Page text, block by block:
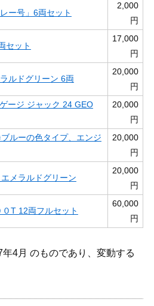
ー号」6両セット
2,000
円
セット
17,000
円
ルドグリーン 6両
20,000
円
ージ ジャック 24 GEO
20,000
円
ルーの色タイプ、エンジ
20,000
円
メラルドグリーン
20,000
円
T 12両フルセット
60,000
円
4月 のものであり、変動する